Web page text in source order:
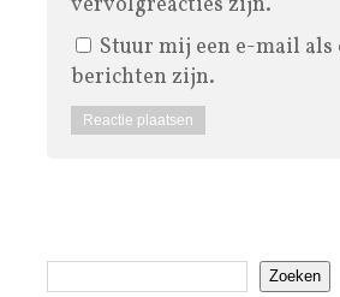
Stuur mij een e-mail als
berichten zijn.
Zoeken